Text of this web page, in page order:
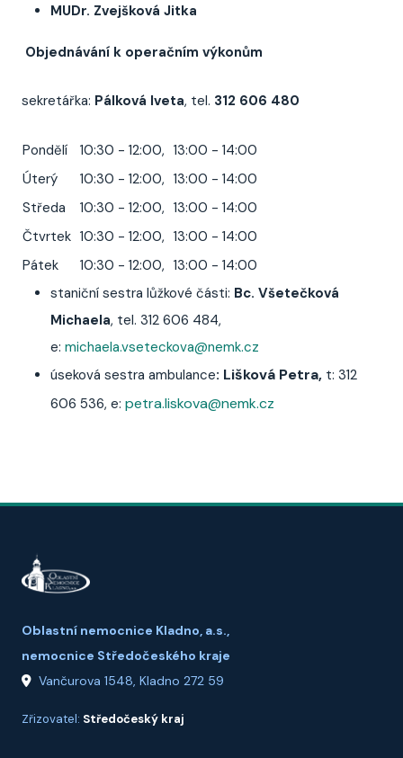
MUDr. Zvejšková Jitka
Objednávání k operačním výkonům
sekretářka: Pálková Iveta, tel. 312 606 480
Pondělí 10:30 - 12:00, 13:00 - 14:00
Úterý
10:30 - 12:00, 13:00 - 14:00
Středa
10:30 - 12:00, 13:00 - 14:00
Čtvrtek 10:30 - 12:00, 13:00 - 14:00
Pátek
10:30 - 12:00, 13:00 - 14:00
staniční sestra lůžkové části: Bc. Všetečková
Michaela, tel. 312 606 484,
e: michaela.vseteckova@nemk.cz
úseková sestra ambulance: Lišková Petra, t: 312
606 536, e: petra.liskova@nemk.cz
Oblastní nemocnice Kladno, a.s.,
nemocnice Středočeského kraje
Vančurova 1548, Kladno 272 59
Zřizovatel: Středočeský kraj